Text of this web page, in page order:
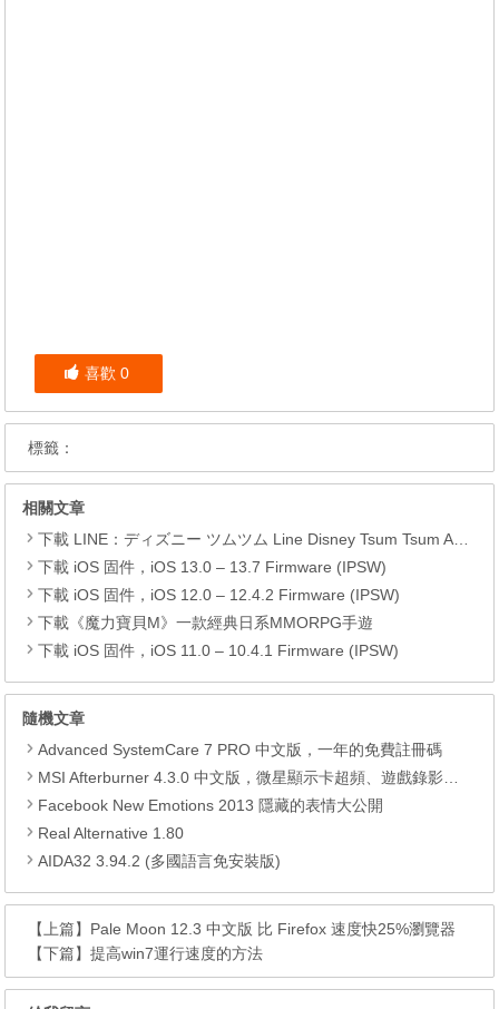
喜歡 0
標籤：
相關文章
下載 LINE：ディズニー ツムツム Line Disney Tsum Tsum APK
下載 iOS 固件，iOS 13.0 – 13.7 Firmware (IPSW)
下載 iOS 固件，iOS 12.0 – 12.4.2 Firmware (IPSW)
下載《魔力寶貝M》一款經典日系MMORPG手遊
下載 iOS 固件，iOS 11.0 – 10.4.1 Firmware (IPSW)
隨機文章
Advanced SystemCare 7 PRO 中文版，一年的免費註冊碼
MSI Afterburner 4.3.0 中文版，微星顯示卡超頻、遊戲錄影工具
Facebook New Emotions 2013 隱藏的表情大公開
Real Alternative 1.80
AIDA32 3.94.2 (多國語言免安裝版)
【上篇】 Pale Moon 12.3 中文版 比 Firefox 速度快25%瀏覽器
【下篇】提高win7運行速度的方法